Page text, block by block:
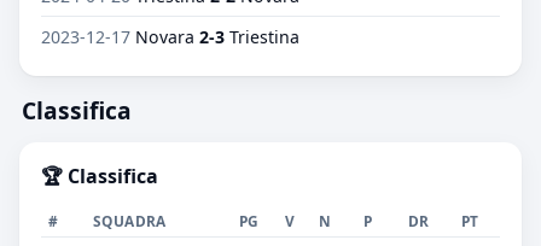
2023-12-17 Novara 2-3 Triestina
Classifica
🏆 Classifica
# SQUADRA PG V N P DR PT